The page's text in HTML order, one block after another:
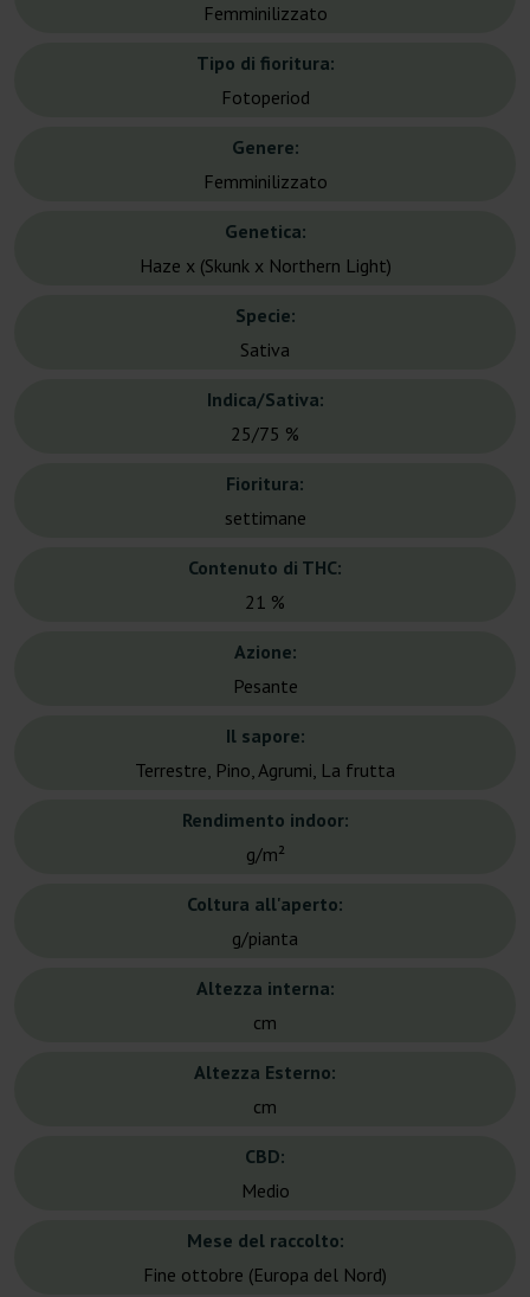
Femminilizzato
Tipo di fioritura:
Fotoperiod
Genere:
Femminilizzato
Genetica:
Haze x (Skunk x Northern Light)
Specie:
Sativa
Indica/Sativa:
25/75 %
Fioritura:
settimane
Contenuto di THC:
21 %
Azione:
Pesante
Il sapore:
Terrestre, Pino, Agrumi, La frutta
Rendimento indoor:
g/m²
Coltura all'aperto:
g/pianta
Altezza interna:
cm
Altezza Esterno:
cm
CBD:
Medio
Mese del raccolto:
Fine ottobre (Europa del Nord)